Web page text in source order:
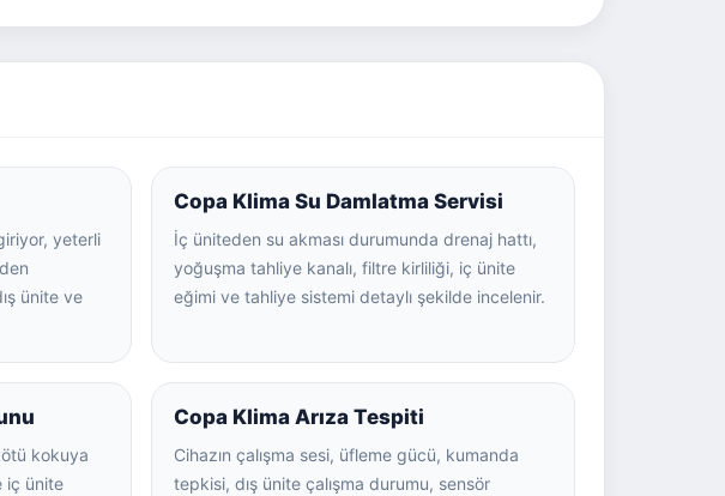
yeterli
ünite ve
Copa Klima Su Damlatma Servisi
İç üniteden su akması durumunda drenaj hattı,
yoğuşma tahliye kanalı, filtre kirliliği, iç ünite
eğimi ve tahliye sistemi detaylı şekilde incelenir.
kokuya
iç ünite
Copa Klima Arıza Tespiti
Cihazın çalışma sesi, üfleme gücü, kumanda
tepkisi, dış ünite çalışma durumu, sensör